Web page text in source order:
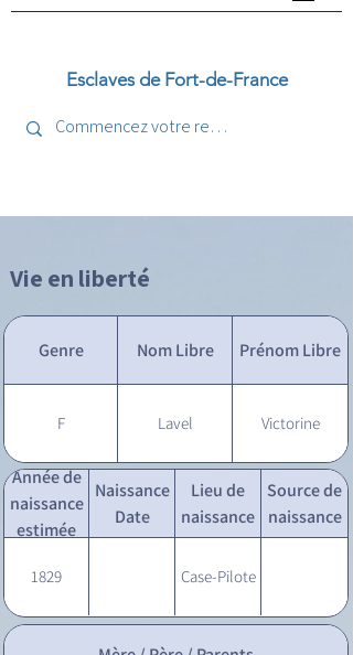
Esclaves de Fort-de-France
Vie en liberté
Genre Nom Libre Prénom Libre
F Lavel Victorine
Année de
naissance
estimée
Naissance
Date
Lieu de
naissance
Source de
naissance
1829 Case-Pilote